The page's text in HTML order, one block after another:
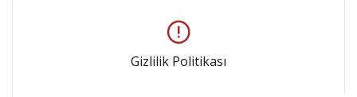
Gizlilik Politikası